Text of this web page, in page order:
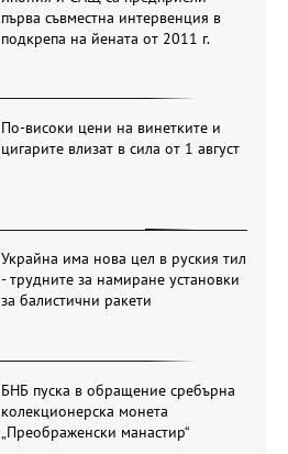
първа съвместна интервенция в
подкрепа на йената от 2011 г.
По-високи цени на винетките и
цигарите влизат в сила от 1 август
Украйна има нова цел в руския тил
- трудните за намиране установки
за балистични ракети
БНБ пуска в обращение сребърна
колекционерска монета
„Преображенски манастир“